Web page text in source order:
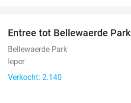
Entree tot Bellewaerde Park
Bellewaerde Park
Ieper
Verkocht: 2.140